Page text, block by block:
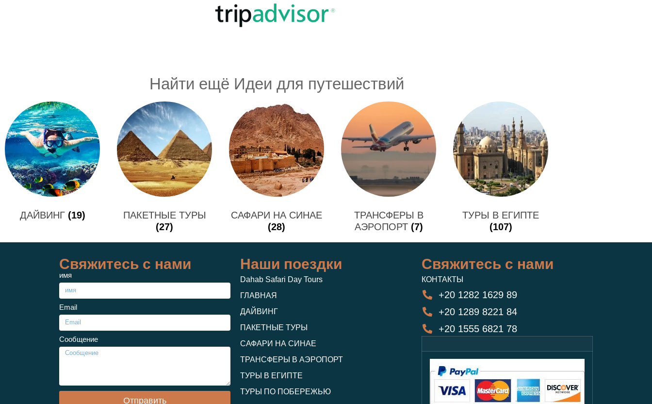
Найти ещё Идеи для путешествий
ДАЙВИНГ (19)
ПАКЕТНЫЕ ТУРЫ
(27)
САФАРИ НА СИНАЕ
(28)
ТРАНСФЕРЫ В
АЭРОПОРТ (7)
ТУРЫ В ЕГИПТЕ
(107)
Свяжитесь с нами
имя
Email
Сообщение
Отправить
Наши поездки
Dahab Safari Day Tours
ГЛАВНАЯ
ДАЙВИНГ
ПАКЕТНЫЕ ТУРЫ
САФАРИ НА СИНАЕ
ТРАНСФЕРЫ В АЭРОПОРТ
ТУРЫ В ЕГИПТЕ
ТУРЫ ПО ПОБЕРЕЖЬЮ
Свяжитесь с нами
КОНТАКТЫ
+20 1282 1629 89
+20 1289 8221 84
+20 1555 6821 78